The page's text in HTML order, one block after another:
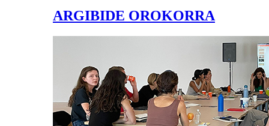
ARGIBIDE OROKORRA